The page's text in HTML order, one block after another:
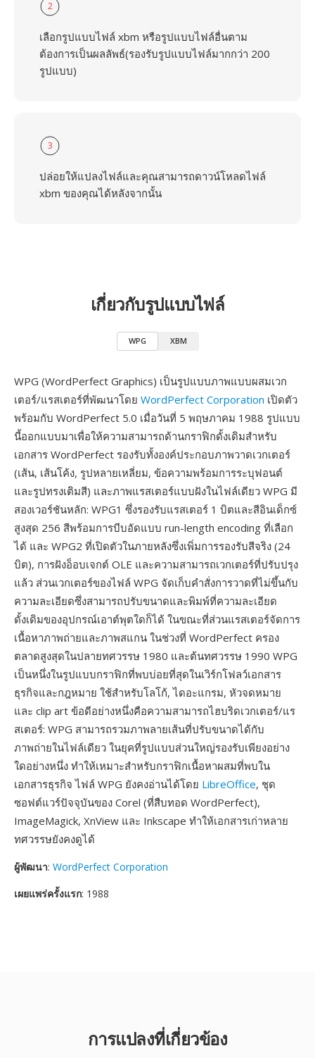
2
เลือกรูปแบบไฟล์ xbm หรือรูปแบบไฟล์อื่นตาม
ต้องการเป็นผลลัพธ์(รองรับรูปแบบไฟล์มากกว่า 200
รูปแบบ)
3
ปล่อยให้แปลงไฟล์และคุณสามารถดาวน์โหลดไฟล์
xbm ของคุณได้หลังจากนั้น
เกี่ยวกับรูปแบบไฟล์
WPG XBM
WPG (WordPerfect Graphics) เป็นรูปแบบภาพแบบผสมเวก
เตอร์/แรสเตอร์ที่พัฒนาโดย WordPerfect Corporation เปิดตัว
พร้อมกับ WordPerfect 5.0 เมื่อวันที่ 5 พฤษภาคม 1988 รูปแบบ
นี้ออกแบบมาเพื่อให้ความสามารถด้านกราฟิกดั้งเดิมสำหรับ
เอกสาร WordPerfect รองรับทั้งองค์ประกอบภาพวาดเวกเตอร์
(เส้น, เส้นโค้ง, รูปหลายเหลี่ยม, ข้อความพร้อมการระบุฟอนต์
และรูปทรงเติมสี) และภาพแรสเตอร์แบบฝังในไฟล์เดียว WPG มี
สองเวอร์ชันหลัก: WPG1 ซึ่งรองรับแรสเตอร์ 1 บิตและสีอินเด็กซ์
สูงสุด 256 สีพร้อมการบีบอัดแบบ run-length encoding ที่เลือก
ได้ และ WPG2 ที่เปิดตัวในภายหลังซึ่งเพิ่มการรองรับสีจริง (24
บิต), การฝังอ็อบเจกต์ OLE และความสามารถเวกเตอร์ที่ปรับปรุง
แล้ว ส่วนเวกเตอร์ของไฟล์ WPG จัดเก็บคำสั่งการวาดที่ไม่ขึ้นกับ
ความละเอียดซึ่งสามารถปรับขนาดและพิมพ์ที่ความละเอียด
ดั้งเดิมของอุปกรณ์เอาต์พุตใดก็ได้ ในขณะที่ส่วนแรสเตอร์จัดการ
เนื้อหาภาพถ่ายและภาพสแกน ในช่วงที่ WordPerfect ครอง
ตลาดสูงสุดในปลายทศวรรษ 1980 และต้นทศวรรษ 1990 WPG
เป็นหนึ่งในรูปแบบกราฟิกที่พบบ่อยที่สุดในเวิร์กโฟลว์เอกสาร
ธุรกิจและกฎหมาย ใช้สำหรับโลโก้, ไดอะแกรม, หัวจดหมาย
และ clip art ข้อดีอย่างหนึ่งคือความสามารถไฮบริดเวกเตอร์/แร
สเตอร์: WPG สามารถรวมภาพลายเส้นที่ปรับขนาดได้กับ
ภาพถ่ายในไฟล์เดียว ในยุคที่รูปแบบส่วนใหญ่รองรับเพียงอย่าง
ใดอย่างหนึ่ง ทำให้เหมาะสำหรับกราฟิกเนื้อหาผสมที่พบใน
เอกสารธุรกิจ ไฟล์ WPG ยังคงอ่านได้โดย LibreOffice, ชุด
ซอฟต์แวร์ปัจจุบันของ Corel (ที่สืบทอด WordPerfect),
ImageMagick, XnView และ Inkscape ทำให้เอกสารเก่าหลาย
ทศวรรษยังคงดูได้
ผู้พัฒนา: WordPerfect Corporation
เผยแพร่ครั้งแรก: 1988
การแปลงที่เกี่ยวข้อง